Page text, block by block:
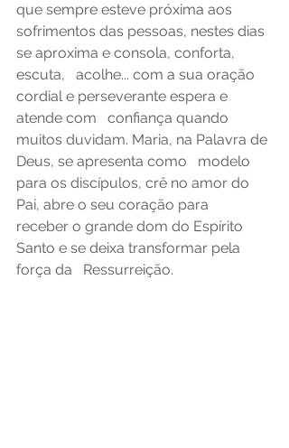
que sempre esteve próxima aos
sofrimentos das pessoas, nestes dias
se aproxima e consola, conforta,
escuta,   acolhe... com a sua oração
cordial e perseverante espera e
atende com   confiança quando
muitos duvidam. Maria, na Palavra de
Deus, se apresenta como   modelo
para os discípulos, crê no amor do
Pai, abre o seu coração para
receber o grande dom do Espírito
Santo e se deixa transformar pela
força da   Ressurreição.